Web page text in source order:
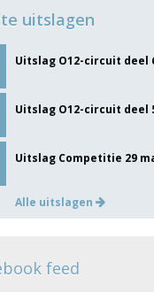
uitslagen
Uitslag O12-circuit deel
Uitslag O12-circuit deel
Uitslag Competitie 29
Alle uitslagen
feed